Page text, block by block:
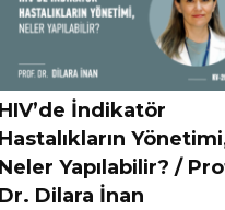
HIV’de İndikatör
Hastalıkların
Neler Yapılabilir? /
Dr. Dilara İnan